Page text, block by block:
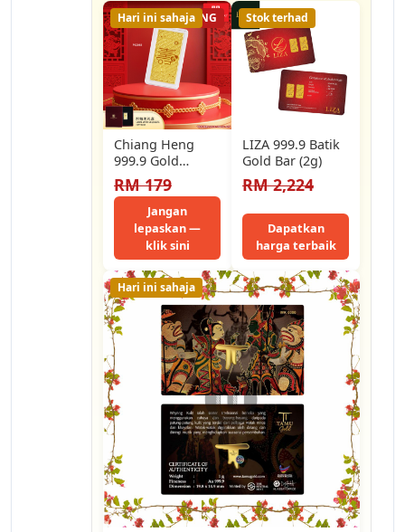
31% LELONG
Hari ini sahaja
Chiang Heng
999.9 Gold
Longevity
Blessing Gift
Gold Bar | 祝寿小
金片 -…
RM 179
Jangan
lepaskan —
klik sini
Stok terhad
LIZA 999.9 Batik
Gold Bar (2g)
RM 2,224
Dapatkan
harga terbaik
Hari ini sahaja